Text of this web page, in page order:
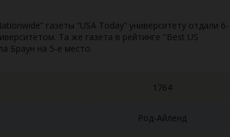
” газеты “USA Today” университету отдали 6-
Та же газета в рейтинге "Best US
Браун на 5-е место.
1764
Род-Айленд